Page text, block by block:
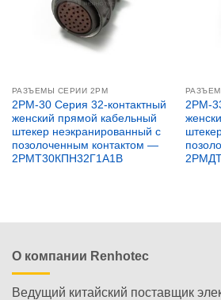
РАЗЪЕМЫ СЕРИИ 2PM
2PM-30 Серия 32-контактный
женский прямой кабельный
штекер неэкранированный с
позолоченным контактом —
2РМТ30КПН32Г1А1В
2PM-
О компании Renhotec
Ведущий китайский поставщик